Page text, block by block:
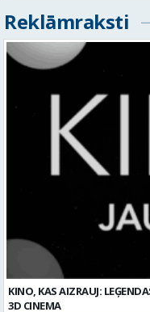
Reklāmraksti
KINO, KAS AIZRAUJ:
3D CINEMA